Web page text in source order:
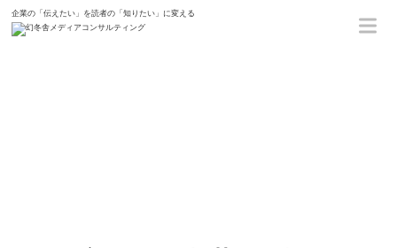
企業の「伝えたい」を読者の「知りたい」に変える
ホーム 新着情報